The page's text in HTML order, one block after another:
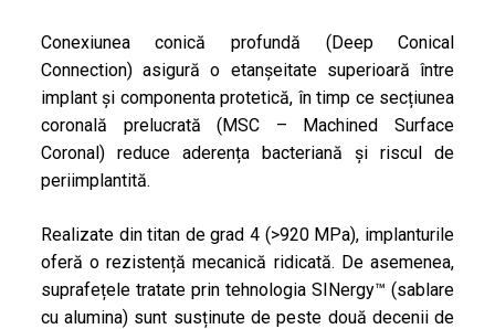
Conexiunea conică profundă (Deep Conical
Connection) asigură o etanșeitate superioară între
implant și componenta protetică, în timp ce secțiunea
coronală prelucrată (MSC – Machined Surface
Coronal) reduce aderența bacteriană și riscul de
periimplantită.
Realizate din titan de grad 4 (>920 MPa), implanturile
oferă o rezistență mecanică ridicată. De asemenea,
suprafețele tratate prin tehnologia SINergy™ (sablare
cu alumina) sunt susținute de peste două decenii de